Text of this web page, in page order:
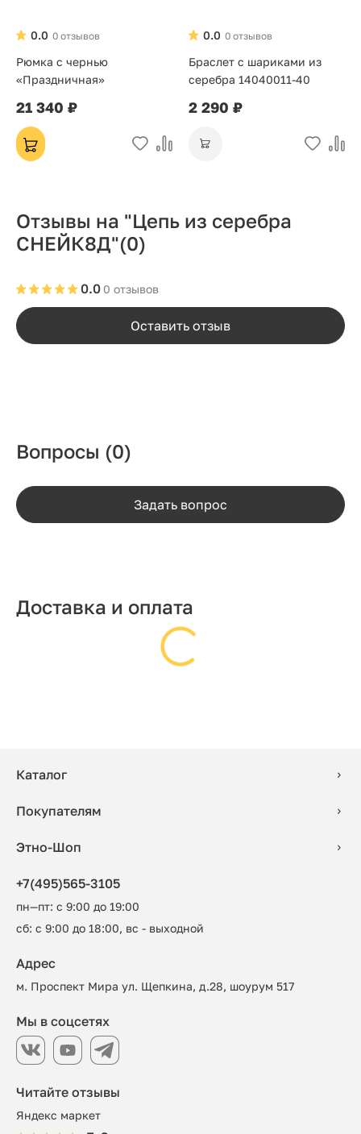
0 отзывов
0.0
Рюмка с чернью
«Праздничная»
21 340 ₽
0 отзывов
0.0
Браслет с шариками из
серебра 14040011-40
2 290 ₽
Отзывы на "Цепь из серебра
СНЕЙК8Д"(0)
0 отзывов
0.0
Оставить отзыв
Вопросы (0)
Задать вопрос
Доставка и оплата
Каталог
Покупателям
Этно-Шоп
+7(495)565-3105
пн—пт: с 9:00 до 19:00
сб: с 9:00 до 18:00, вс - выходной
Читайте отзывы
Яндекс маркет
Адрес
м. Проспект Мира ул. Щепкина, д.28, шоурум 517
Мы в соцсетях